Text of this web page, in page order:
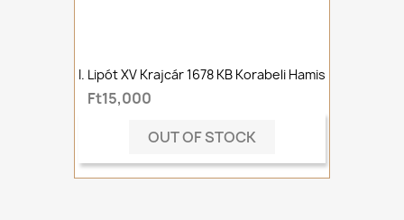
I. Lipót XV Krajcár 1678 KB Korabeli Hamis
Ft15,000
OUT OF STOCK